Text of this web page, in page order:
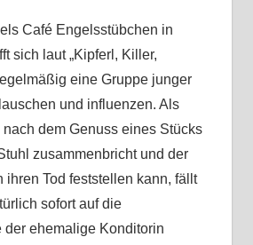
Café Engelsstübchen in
sich laut „Kipferl, Killer,
eine Gruppe junger
und influenzen. Als
dem Genuss eines Stücks
zusammenbricht und der
ihren Tod feststellen kann, fällt
sofort auf die
der ehemalige Konditorin